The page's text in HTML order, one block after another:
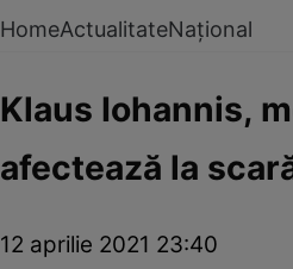
HomeActualitateNațional
Klaus Iohannis,
afectează la
12 aprilie 2021 23:40